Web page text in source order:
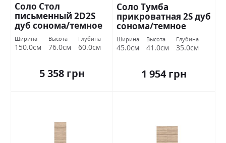
Соло Стол
письменный 2D2S
дуб сонома/темное
венге ВМВ Холдинг
Ширина
150.0см
Высота
76.0см
Глубина
60.0см
5 358 грн
Соло Тумба
прикроватная 2S дуб
сонома/темное
венге ВМВ Холдинг
Ширина
45.0см
Высота
41.0см
Глубина
35.0см
1 954 грн